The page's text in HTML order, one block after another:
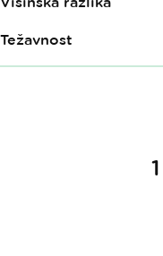
Težavnost
1